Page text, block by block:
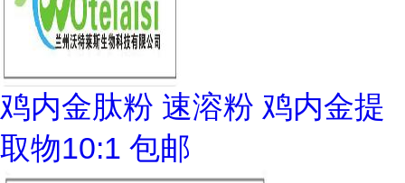
鸡内金肽粉 速溶粉 鸡内金提
取物10:1 包邮